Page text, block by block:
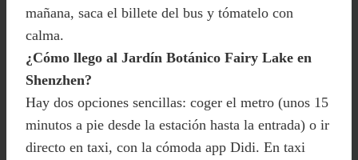
mañana, saca el billete del bus y tómatelo con
calma.
¿Cómo llego al Jardín Botánico Fairy Lake en
Shenzhen?
Hay dos opciones sencillas: coger el metro (unos 15
minutos a pie desde la estación hasta la entrada) o ir
directo en taxi, con la cómoda app Didi. En taxi